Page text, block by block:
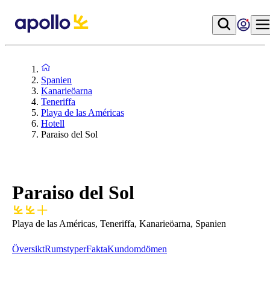
Spanien
Kanarieöarna
Teneriffa
Playa de las Américas
Hotell
Paraiso del Sol
Paraiso del Sol
Playa de las Américas, Teneriffa, Kanarieöarna, Spanien
ÖversiktRumstyperFaktaKundomdömen